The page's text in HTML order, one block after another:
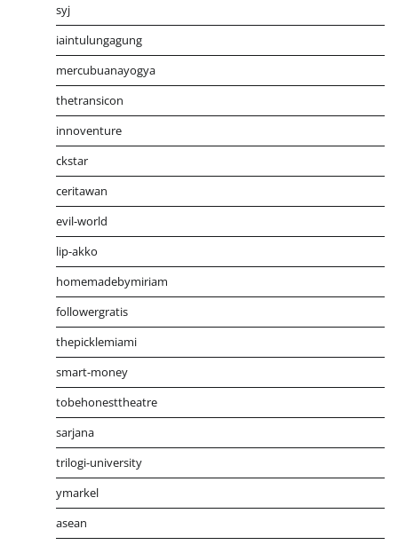
syj
iaintulungagung
mercubuanayogya
thetransicon
innoventure
ckstar
ceritawan
evil-world
lip-akko
homemadebymiriam
followergratis
thepicklemiami
smart-money
tobehonesttheatre
sarjana
trilogi-university
ymarkel
asean